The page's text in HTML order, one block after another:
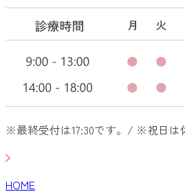
※最終受付は17:30です。/ ※祝日は
HOME